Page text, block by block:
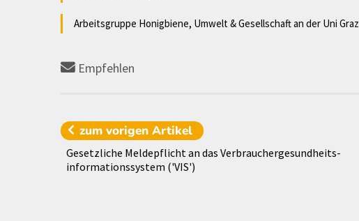
Arbeitsgruppe Honigbiene, Umwelt & Gesellschaft an der Uni Graz
Empfehlen
zum vorigenArtikel
Gesetzliche Meldepflicht an das Verbrauchergesundheits-
informationssystem ('VIS')